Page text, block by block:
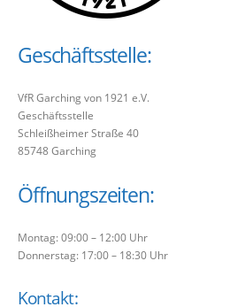
Geschäftsstelle:
VfR Garching von 1921 e.V.
Geschäftsstelle
Schleißheimer Straße 40
85748 Garching
Öffnungszeiten:
Montag: 09:00 – 12:00 Uhr
Donnerstag: 17:00 – 18:30 Uhr
Kontakt: